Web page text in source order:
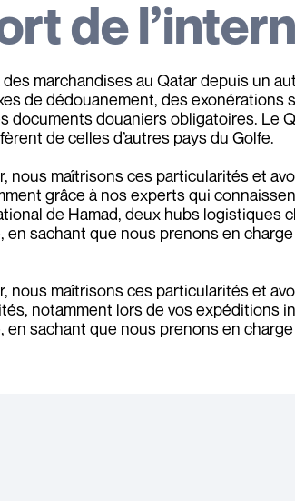
de
marchandises au Qatar depuis un
de dédouanement, des exonérations
documents douaniers obligatoires. Le
de celles d’autres pays du Golfe.
nous maîtrisons ces particularités et
grâce à nos experts qui
de Hamad, deux hubs logistiques
sachant que nous prenons en
nous maîtrisons ces particularités et
notamment lors de vos expéditions
sachant que nous prenons en